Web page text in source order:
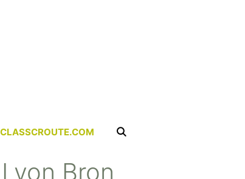
CLASSCROUTE.COM
Bron